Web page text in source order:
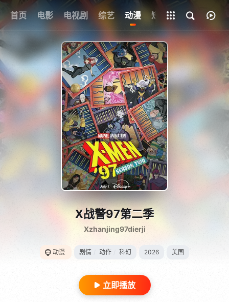
首页 电影 电视剧 综艺 动漫 短剧
全部影片
X战警97第二季
Xzhanjing97dierji
动漫 剧情 动作 科幻 2026 美国
立即播放